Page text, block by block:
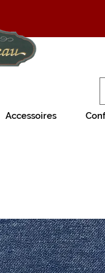
Accessoires